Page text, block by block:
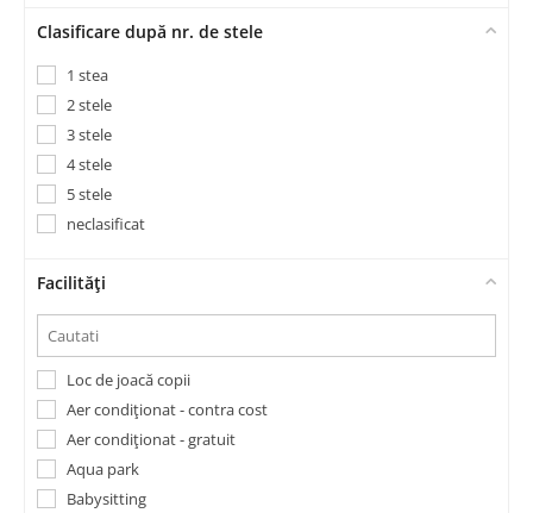
Clasificare după nr. de stele
1 stea
2 stele
3 stele
4 stele
5 stele
neclasificat
Facilități
Loc de joacă copii
Aer condiționat - contra cost
Aer condiționat - gratuit
Aqua park
Babysitting